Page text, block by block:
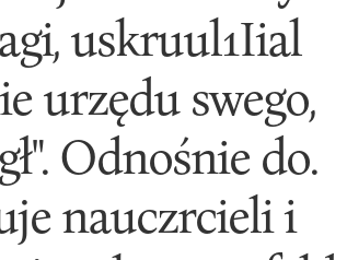
uskruul1Iial
urzędu swego,
Odnośnie do.
nauczrcieli i